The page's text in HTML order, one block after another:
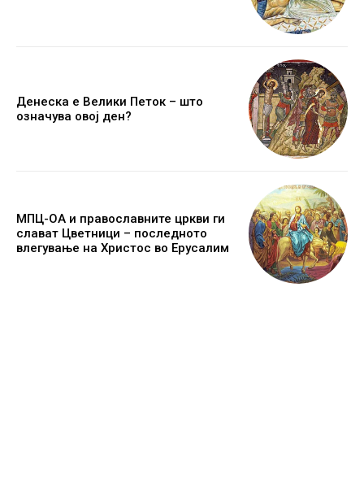
Денеска е Велики Петок – што
означува овој ден?
МПЦ-ОА и православните цркви ги
слават Цветници – последното
влегување на Христос во Ерусалим